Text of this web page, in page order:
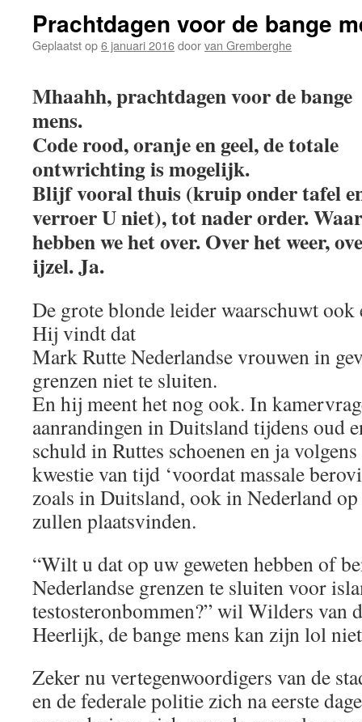
Prachtdagen voor de bange
Geplaatst op6 januari 2016doorvan Gremberghe
Mhaahh, prachtdagen voor de bange
mens.
Code rood, oranje en geel, de totale
ontwrichting is mogelijk.
Blijf vooral thuis (kruip onder tafel
verroer U niet), tot nader order. Waar
hebben we het over. Over het weer,
ijzel. Ja.
De grote blonde leider waarschuwt ook
Hij vindt dat
Mark Rutte Nederlandse vrouwen in
grenzen niet te sluiten.
En hij meent het nog ook. In
aanrandingen in Duitsland tijdens oud
schuld in Ruttes schoenen en ja
kwestie van tijd ‘voordat massale
zoals in Duitsland, ook in Nederland op
zullen plaatsvinden.
“Wilt u dat op uw geweten hebben of
Nederlandse grenzen te sluiten voor
testosteronbommen?” wil Wilders van
Heerlijk, de bange mens kan zijn lol
Zeker nu vertegenwoordigers van de
en de federale politie zich na eerste